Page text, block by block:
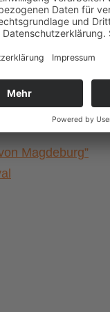
Magdeburg”